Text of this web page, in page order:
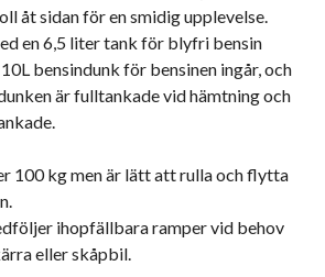
åt sidan för en smidig upplevelse.
en 6,5 liter tank för blyfri bensin
bensindunk för bensinen ingår, och
är fulltankade vid hämtning och
100 kg men är lätt att rulla och flytta
ihopfällbara ramper vid behov
eller skåpbil.